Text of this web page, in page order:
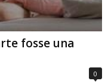
fosse una
0